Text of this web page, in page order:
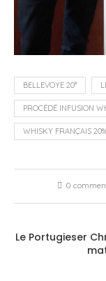
BELLEVOYE 20°
PROCÉDÉ INFUSION
WHISKY FRANÇAIS
0
Le Portugieser